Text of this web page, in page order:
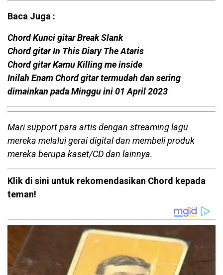
Baca Juga :
Chord Kunci gitar Break Slank
Chord gitar In This Diary The Ataris
Chord gitar Kamu Killing me inside
Inilah Enam Chord gitar termudah dan sering
dimainkan pada Minggu ini 01 April 2023
Mari support para artis dengan streaming lagu
mereka melalui gerai digital dan membeli produk
mereka berupa kaset/CD dan lainnya.
Klik di sini untuk rekomendasikan Chord kepada
teman!